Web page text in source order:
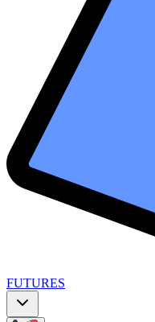
FUTURES